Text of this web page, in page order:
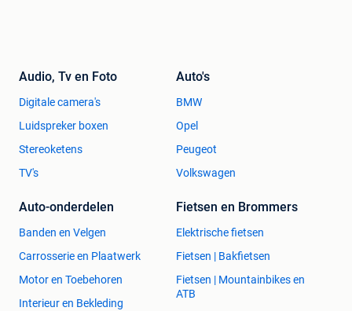
Audio, Tv en Foto
Digitale camera's
Luidspreker boxen
Stereoketens
TV's
Auto's
BMW
Opel
Peugeot
Volkswagen
Auto-onderdelen
Banden en Velgen
Carrosserie en Plaatwerk
Motor en Toebehoren
Interieur en Bekleding
Fietsen en Brommers
Elektrische fietsen
Fietsen | Bakfietsen
Fietsen | Mountainbikes en
ATB